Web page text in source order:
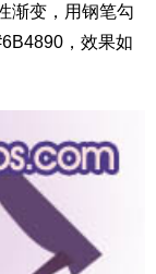
渐变，用钢笔勾
，效果如